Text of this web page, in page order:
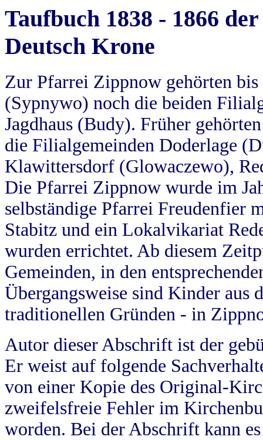
Taufbuch 1838 - 1866
Deutsch Krone
Zur Pfarrei Zippnow gehörten
(Sypnywo) noch die beiden
Jagdhaus (Budy). Früher
die Filialgemeinden Doderlage
Klawittersdorf (Glowaczewo),
Die Pfarrei Zippnow wurde im
selbständige Pfarrei Freudenfier
Stabitz und ein Lokalvikariat
wurden errichtet. Ab diesem
Gemeinden, in den
Übergangsweise sind Kinder aus
traditionellen Gründen - in
Autor dieser Abschrift ist der
Er weist auf folgende
von einer Kopie des Original-
zweifelsfreie Fehler im
worden. Bei der Abschrift kann